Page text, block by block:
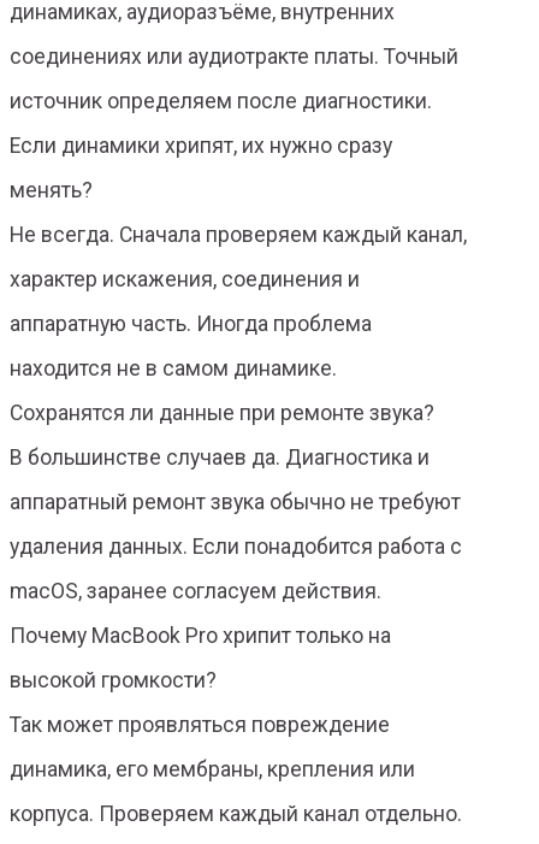
динамиках, аудиоразъёме, внутренних
соединениях или аудиотракте платы. Точный
источник определяем после диагностики.
Если динамики хрипят, их нужно сразу
менять?
Не всегда. Сначала проверяем каждый канал,
характер искажения, соединения и
аппаратную часть. Иногда проблема
находится не в самом динамике.
Сохранятся ли данные при ремонте звука?
В большинстве случаев да. Диагностика и
аппаратный ремонт звука обычно не требуют
удаления данных. Если понадобится работа с
macOS, заранее согласуем действия.
Почему MacBook Pro хрипит только на
высокой громкости?
Так может проявляться повреждение
динамика, его мембраны, крепления или
корпуса. Проверяем каждый канал отдельно.